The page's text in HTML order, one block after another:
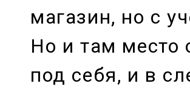
магазин, но с
Но и там место
под себя, и в